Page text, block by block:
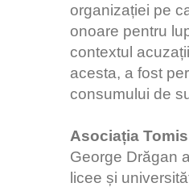
organizației pe
onoare pentru
contextul
acesta, a fost
consumului de
Asociația
George Drăgan
licee și